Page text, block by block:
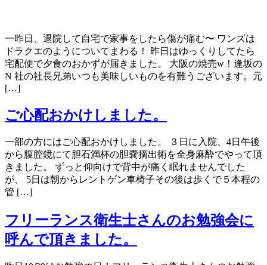
一昨日、退院して自宅で家事をしたら傷が痛む〜 ワンズは
ドラクエのようについてまわる！ 昨日はゆっくりしてたら
宅配便で夕食のおかずが届きました。 大阪の焼売w！逢坂の
N 社の社長兄弟いつも美味しいものを有難うございます。元
[…]
ご心配おかけしました。
一部の方にはご心配おかけしました。 ３日に入院、4日午後
から腹腔鏡にて胆石満杯の胆嚢摘出術を全身麻酔でやって頂
きました。 ずっと仰向けで背中が痛く眠れませんでした
が、 5日は朝からレントゲン車椅子その後は歩くで５本程の
管 […]
フリーランス衛生士さんのお勉強会に
呼んで頂きました。